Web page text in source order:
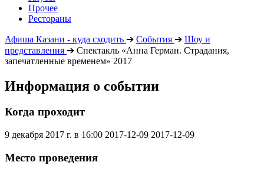
Прочее
Рестораны
Афиша Казани - куда сходить ➔ События ➔ Шоу и
представления ➔ Спектакль «Анна Герман. Страдания,
запечатленные временем» 2017
Информация о событии
Когда проходит
9 декабря 2017 г. в 16:00 2017-12-09 2017-12-09
Место проведения